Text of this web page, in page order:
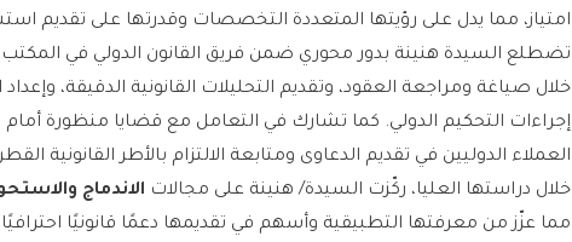
امتياز، مما يدل على رؤيتها المتعددة التخصصات وقدرتها على تقديم
تضطلع السيدة هنينة بدور محوري ضمن فريق القانون الدولي في
خلال صياغة ومراجعة العقود، وتقديم التحليلات القانونية الدقيقة،
العملاء الدوليين في تقديم الدعاوى ومتابعة الالتزام بالأطر القانونية
خلال دراستها العليا، ركّزت السيدة/ هنينة على مجالات الاندماج
مما عزّز من معرفتها التطبيقية وأسهم في تقديمها دعمًا قانونيًا